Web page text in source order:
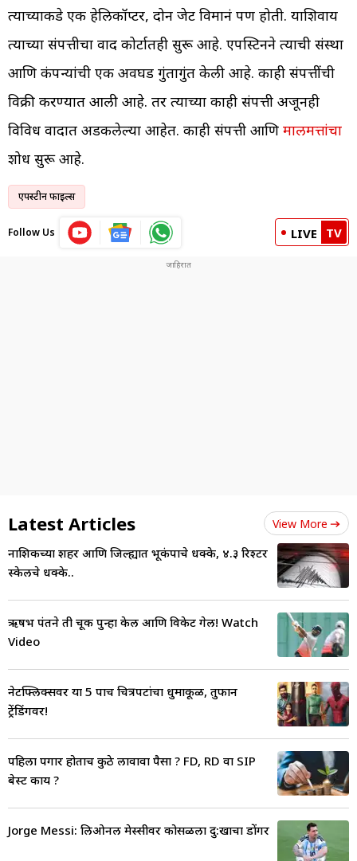
त्याच्याकडे एक हेलिकॉप्टर, दोन जेट विमानं पण होती. याशिवाय
त्याच्या संपत्तीचा वाद कोर्टातही सुरू आहे. एपस्टिनने त्याची संस्था
आणि कंपन्यांची एक अवघड गुंतागुंत केली आहे. काही संपत्तींची
विक्री करण्यात आली आहे. तर त्याच्या काही संपत्ती अजूनही
विविध वादात अडकलेल्या आहेत. काही संपत्ती आणि मालमत्तांचा
शोध सुरू आहे.
एपस्टीन फाईल्स
Follow Us LIVE TV
Latest Articles View More
नाशिकच्या शहर आणि जिल्ह्यात भूकंपाचे धक्के, ४.३ रिश्टर
स्केलचे धक्के..
ऋषभ पंतने ती चूक पुन्हा केली आणि विकेट गेली! Watch
Video
नेटफ्लिक्सवर या 5 पाच चित्रपटांचा धुमाकूळ, तुफान
ट्रेंडिंगवर!
पहिला पगार होताच कुठे लावावा पैसा ? FD, RD वा SIP
बेस्ट काय ?
Jorge Messi: लिओनल मेस्सीवर कोसळला दु:खाचा डोंगर